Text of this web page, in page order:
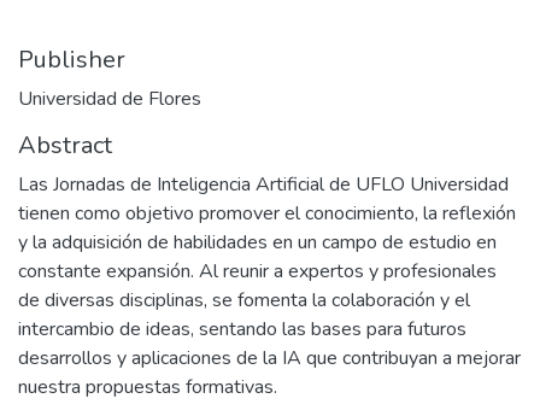
Publisher
Universidad de Flores
Abstract
Las Jornadas de Inteligencia Artificial de UFLO Universidad
tienen como objetivo promover el conocimiento, la reflexión
y la adquisición de habilidades en un campo de estudio en
constante expansión. Al reunir a expertos y profesionales
de diversas disciplinas, se fomenta la colaboración y el
intercambio de ideas, sentando las bases para futuros
desarrollos y aplicaciones de la IA que contribuyan a mejorar
nuestra propuestas formativas.